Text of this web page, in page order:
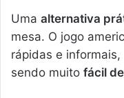
Uma alternativa
mesa. O jogo
rápidas e
sendo muito fácil